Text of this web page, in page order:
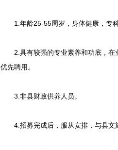
1.年龄25-55周岁，身体健康，专科
2.具有较强的专业素养和功底，在业
优先聘用。
3.非县财政供养人员。
4.招募完成后，服从安排，与县文